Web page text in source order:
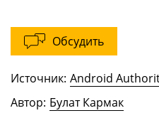
Обсудить
Источник: Android
Автор: Булат Кармак